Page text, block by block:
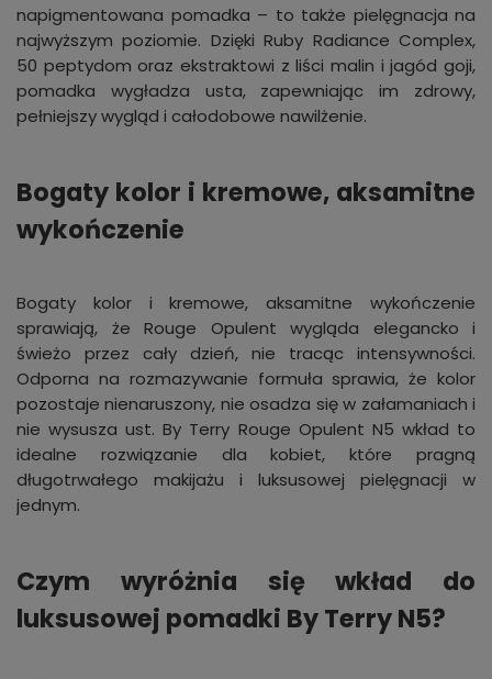
napigmentowana pomadka – to także pielęgnacja na
najwyższym poziomie. Dzięki Ruby Radiance Complex,
50 peptydom oraz ekstraktowi z liści malin i jagód goji,
pomadka wygładza usta, zapewniając im zdrowy,
pełniejszy wygląd i całodobowe nawilżenie.
Bogaty kolor i kremowe, aksamitne
wykończenie
Bogaty kolor i kremowe, aksamitne wykończenie
sprawiają, że Rouge Opulent wygląda elegancko i
świeżo przez cały dzień, nie tracąc intensywności.
Odporna na rozmazywanie formuła sprawia, że kolor
pozostaje nienaruszony, nie osadza się w załamaniach i
nie wysusza ust. By Terry Rouge Opulent N5 wkład to
idealne rozwiązanie dla kobiet, które pragną
długotrwałego makijażu i luksusowej pielęgnacji w
jednym.
Czym wyróżnia się wkład do
luksusowej pomadki By Terry N5?